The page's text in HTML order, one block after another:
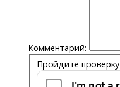
Комментарий:
Пройдите проверку